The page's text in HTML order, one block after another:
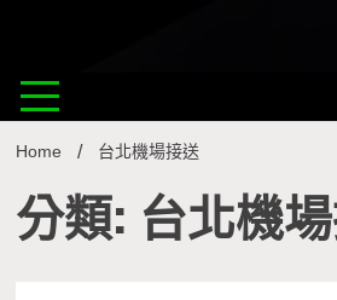
Home 台北機場接送
分類: 台北機